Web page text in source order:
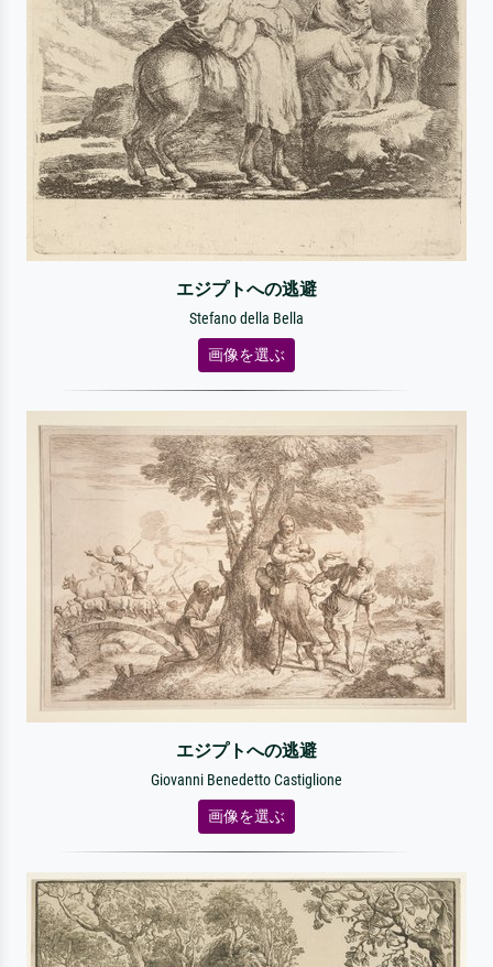
エジプトへの逃避
Stefano della Bella
画像を選ぶ
エジプトへの逃避
Giovanni Benedetto Castiglione
画像を選ぶ